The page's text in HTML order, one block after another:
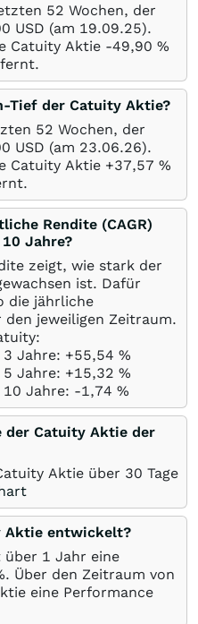
52 Wochen, der
USD (am 19.09.25).
Catuity Aktie -49,90 %
Tief der Catuity Aktie?
52 Wochen, der
USD (am 23.06.26).
Catuity Aktie +37,57 %
Rendite (CAGR)
Jahre?
zeigt, wie stark der
ist. Dafür
die jährliche
jeweiligen Zeitraum.
Jahre: +55,54 %
Jahre: +15,32 %
Jahre: -1,74 %
der Catuity Aktie der
Aktie über 30 Tage
Aktie entwickelt?
1 Jahr eine
. Über den Zeitraum von
eine Performance